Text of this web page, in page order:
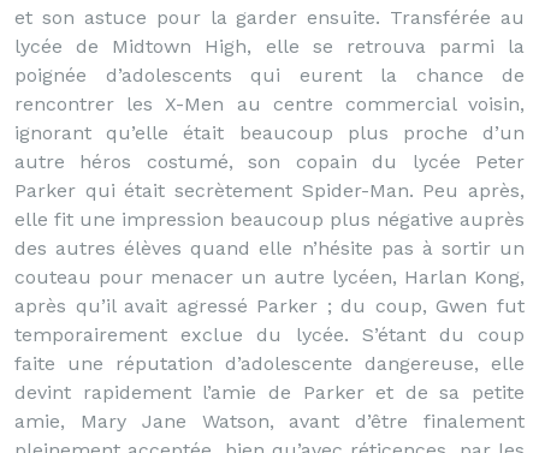
et son astuce pour la garder ensuite. Transférée au
lycée de Midtown High, elle se retrouva parmi la
poignée d’adolescents qui eurent la chance de
rencontrer les X-Men au centre commercial voisin,
ignorant qu’elle était beaucoup plus proche d’un
autre héros costumé, son copain du lycée Peter
Parker qui était secrètement Spider-Man. Peu après,
elle fit une impression beaucoup plus négative auprès
des autres élèves quand elle n’hésite pas à sortir un
couteau pour menacer un autre lycéen, Harlan Kong,
après qu’il avait agressé Parker ; du coup, Gwen fut
temporairement exclue du lycée. S’étant du coup
faite une réputation d’adolescente dangereuse, elle
devint rapidement l’amie de Parker et de sa petite
amie, Mary Jane Watson, avant d’être finalement